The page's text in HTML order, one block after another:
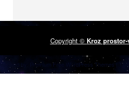
Copyright © Kroz prostor-
by: Premium Free WordPress Themes|